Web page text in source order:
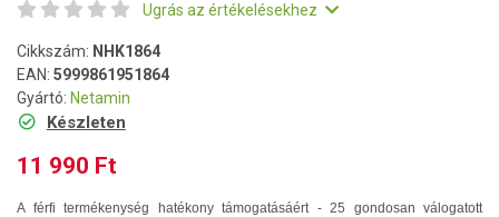
Ugrás az értékelésekhez
Cikkszám: NHK1864
EAN: 5999861951864
Gyártó: Netamin
Készleten
11 990 Ft
A férfi termékenység hatékony támogatásáért - 25 gondosan válogatott